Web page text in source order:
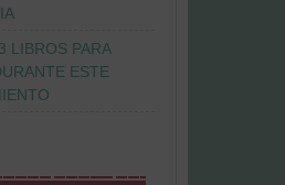
LIBROS PARA
ESTE